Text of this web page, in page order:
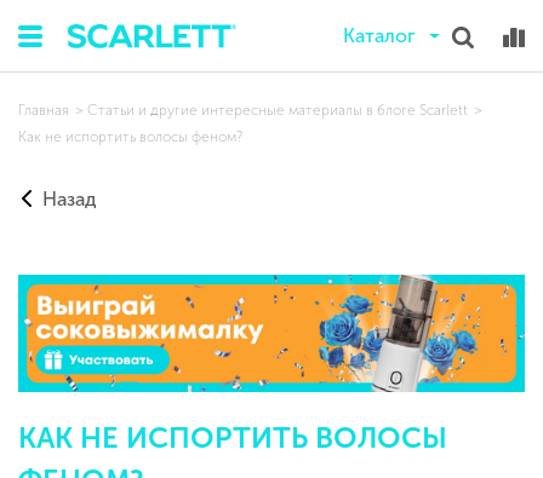
Каталог
Главная
Статьи и другие интересные материалы в блоге Scarlett
Как не испортить волосы феном?
Назад
КАК НЕ ИСПОРТИТЬ ВОЛОСЫ